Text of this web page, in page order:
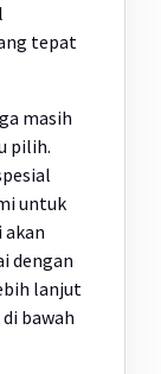
tepat
masih
pilih.
untuk
akan
dengan
lanjut
bawah